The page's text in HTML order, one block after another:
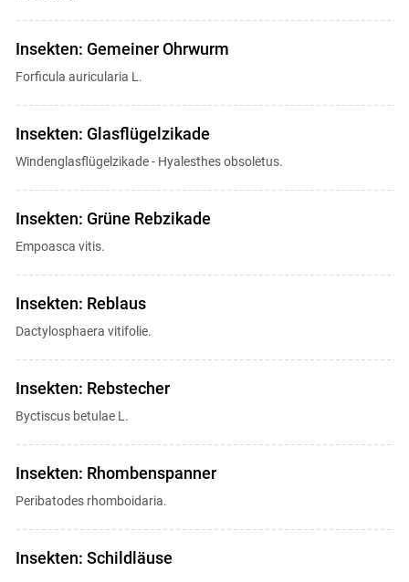
Insekten: Gemeiner Ohrwurm
Forficula auricularia L.
Insekten: Glasflügelzikade
Windenglasflügelzikade - Hyalesthes obsoletus.
Insekten: Grüne Rebzikade
Empoasca vitis.
Insekten: Reblaus
Dactylosphaera vitifolie.
Insekten: Rebstecher
Byctiscus betulae L.
Insekten: Rhombenspanner
Peribatodes rhomboidaria.
Insekten: Schildläuse